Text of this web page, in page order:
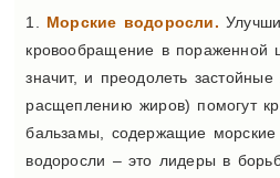
1. Морские водоросли.
кровообращение в пораженной
значит, и преодолеть
расщеплению жиров) помогут
бальзамы, содержащие
водоросли – это лидеры в